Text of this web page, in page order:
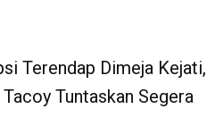
Terendap Dimeja Kejati,
Tuntaskan Segera